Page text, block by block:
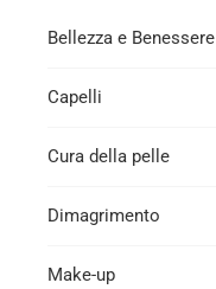
Bellezza e Benessere
Capelli
Cura della pelle
Dimagrimento
Make-up